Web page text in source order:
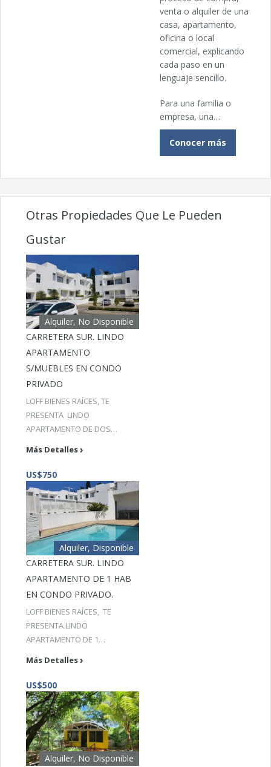
venta o alquiler de una
casa, apartamento,
oficina o local
comercial, explicando
cada paso en un
lenguaje sencillo.
Para una familia o
empresa, una…
Conocer más
Otras Propiedades Que Le Pueden
Gustar
Alquiler, No Disponible
CARRETERA SUR. LINDO
APARTAMENTO
S/MUEBLES EN CONDO
PRIVADO
LOFF BIENES RAÍCES, TE
PRESENTA LINDO
APARTAMENTO DE DOS…
Más Detalles
US$750
Alquiler, Disponible
CARRETERA SUR. LINDO
APARTAMENTO DE 1 HAB
EN CONDO PRIVADO.
LOFF BIENES RAÍCES, TE
PRESENTA LINDO
APARTAMENTO DE 1…
Más Detalles
US$500
Alquiler, No Disponible